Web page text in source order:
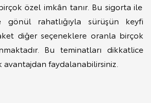
özel imkân tanır. Bu sigorta ile
rahatlığıyla sürüşün keyfi
diğer seçeneklere oranla birçok
Bu teminatları dikkatlice
faydalanabilirsiniz.